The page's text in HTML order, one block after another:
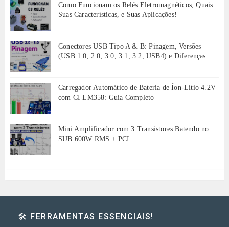
Como Funcionam os Relés Eletromagnéticos, Quais
Suas Características, e Suas Aplicações!
Conectores USB Tipo A & B: Pinagem, Versões
(USB 1.0, 2.0, 3.0, 3.1, 3.2, USB4) e Diferenças
Carregador Automático de Bateria de Íon-Lítio 4.2V
com CI LM358: Guia Completo
Mini Amplificador com 3 Transistores Batendo no
SUB 600W RMS + PCI
🛠️ FERRAMENTAS ESSENCIAIS!